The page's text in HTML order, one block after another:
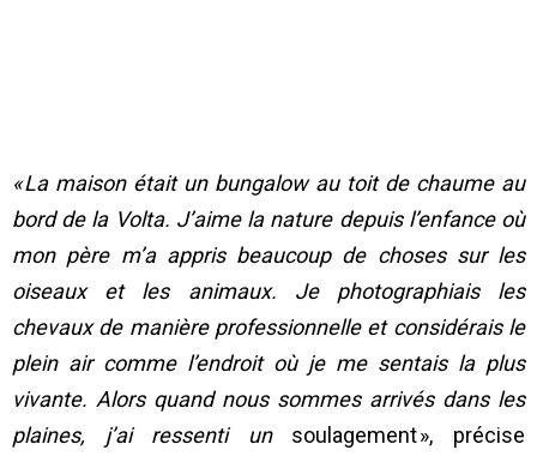
« La maison était un bungalow au toit de chaume au
bord de la Volta. J’aime la nature depuis l’enfance où
mon père m’a appris beaucoup de choses sur les
oiseaux et les animaux. Je photographiais les
chevaux de manière professionnelle et considérais le
plein air comme l’endroit où je me sentais la plus
vivante. Alors quand nous sommes arrivés dans les
plaines, j’ai ressenti unsoulagement », précise